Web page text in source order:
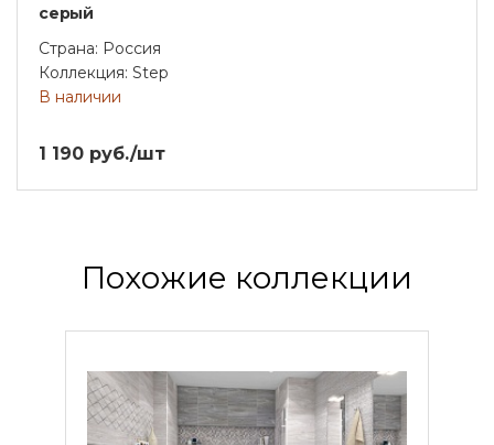
серый
Страна: Россия
Коллекция: Step
В наличии
1 190 руб./шт
Похожие коллекции